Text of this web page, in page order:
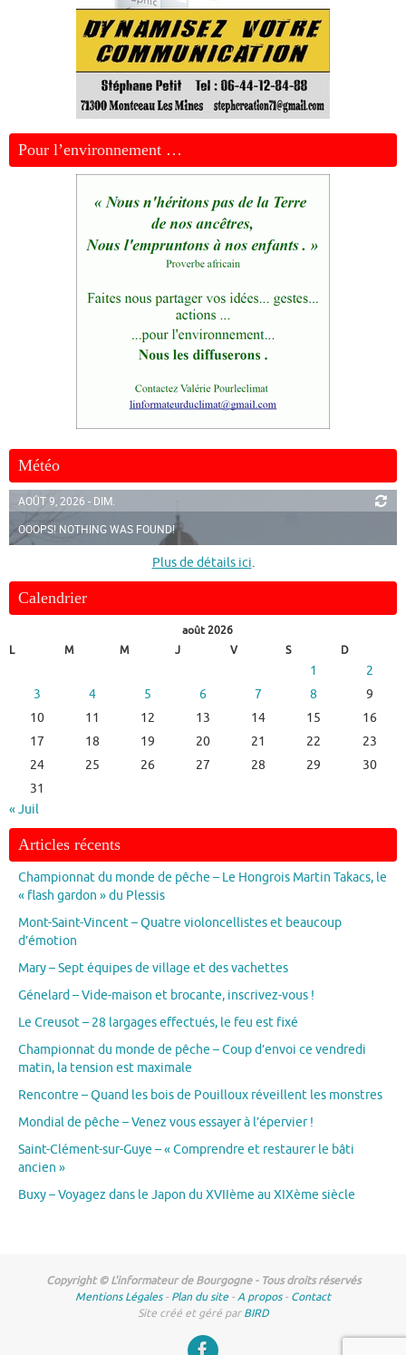
Pour l’environnement …
Météo
AOÛT 9, 2026 - DIM.
OOOPS! NOTHING WAS FOUND!
Plus de détails ici.
Calendrier
août 2026
L
M M J V S D
1
2
3
4 5 6 7 8
9
10
11 12 13 14 15
16
17
18 19 20 21 22
23
24
25 26 27 28 29
30
31
« Juil
Articles récents
Championnat du monde de pêche – Le Hongrois Martin Takacs, le
« flash gardon » du Plessis
Mont-Saint-Vincent – Quatre violoncellistes et beaucoup
d’émotion
Mary – Sept équipes de village et des vachettes
Génelard – Vide-maison et brocante, inscrivez-vous !
Le Creusot – 28 largages effectués, le feu est fixé
Championnat du monde de pêche – Coup d’envoi ce vendredi
matin, la tension est maximale
Rencontre – Quand les bois de Pouilloux réveillent les monstres
Mondial de pêche – Venez vous essayer à l’épervier !
Saint-Clément-sur-Guye – « Comprendre et restaurer le bâti
ancien »
Buxy – Voyagez dans le Japon du XVIIème au XIXème siècle
Copyright © L'informateur de Bourgogne - Tous droits réservés
Mentions Légales- Plan du site -A propos- Contact
Site créé et géré parBIRD